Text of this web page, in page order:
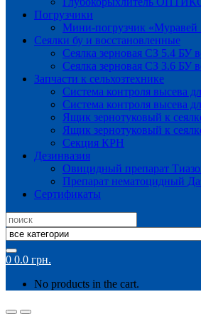
Погрузчики
Мини-погрузчик «Муравей
Сеялки бу и восстановленные
Сеялка зерновая СЗ 5.4 БУ
Сеялка зерновая СЗ 3.6 БУ
Запчасти к сельхозтехнике
Система контроля высева
Система контроля высева
Ящик зернотуковый к
Ящик зернотуковый к
Секция КРН
Дезинвазия
Овицидный препарат
Препарат нематоцидный
Сертификаты
Search
for:
0 0.0 грн.
No products in the cart.